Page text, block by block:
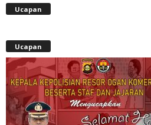
Ucapan
Ucapan